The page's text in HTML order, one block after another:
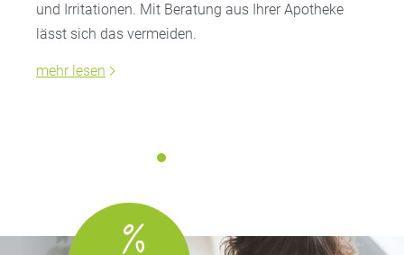
und Irritationen. Mit Beratung aus Ihrer Apotheke
lässt sich das vermeiden.
mehr lesen